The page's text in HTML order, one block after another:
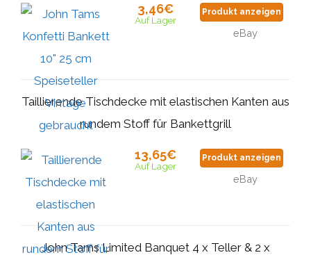
3,46€
Auf Lager
Produkt anzeigen
eBay
Taillierende Tischdecke mit elastischen Kanten aus
rundem Stoff für Bankettgrill
13,65€
Auf Lager
Produkt anzeigen
eBay
John Tams Limited Banquet 4 x Teller & 2 x